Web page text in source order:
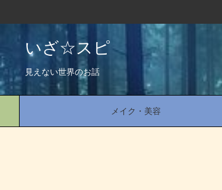
いざ☆スピ
見えない世界のお話
メイク・美容